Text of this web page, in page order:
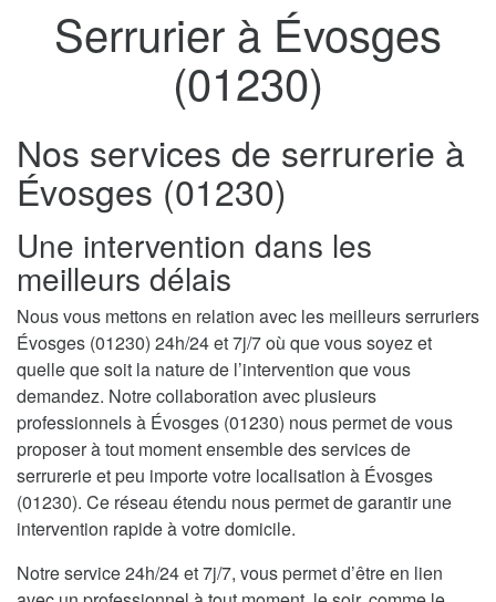
Serrurier à Évosges
(01230)
Nos services de serrurerie à
Évosges (01230)
Une intervention dans les
meilleurs délais
Nous vous mettons en relation avec les meilleurs serruriers
Évosges (01230) 24h/24 et 7j/7 où que vous soyez et
quelle que soit la nature de l’intervention que vous
demandez. Notre collaboration avec plusieurs
professionnels à Évosges (01230) nous permet de vous
proposer à tout moment ensemble des services de
serrurerie et peu importe votre localisation à Évosges
(01230). Ce réseau étendu nous permet de garantir une
intervention rapide à votre domicile.
Notre service 24h/24 et 7j/7, vous permet d’être en lien